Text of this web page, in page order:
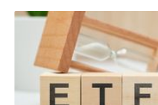
Geld anlegen: Das müssen Sie über